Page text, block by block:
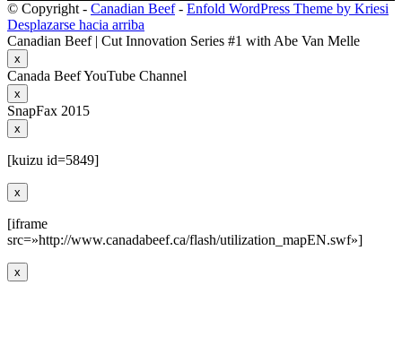
© Copyright - Canadian Beef- Enfold WordPress Theme by Kriesi
Desplazarse hacia arriba
Canadian Beef | Cut Innovation Series #1 with Abe Van Melle
x
Canada Beef YouTube Channel
x
SnapFax 2015
x
[kuizu id=5849]
x
[iframe
src=»http://www.canadabeef.ca/flash/utilization_mapEN.swf»]
x